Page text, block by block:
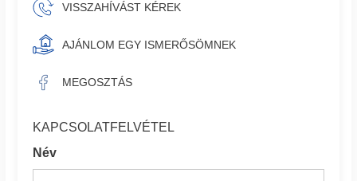
VISSZAHÍVÁST KÉREK
AJÁNLOM EGY ISMERŐSÖMNEK
MEGOSZTÁS
KAPCSOLATFELVÉTEL
Név